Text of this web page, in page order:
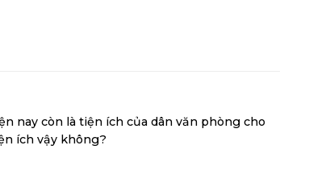
nay còn là tiện ích của dân văn phòng cho
ích vậy không?